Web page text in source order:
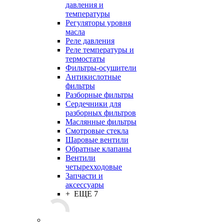
давления и
температуры
Регуляторы уровня
масла
Реле давления
Реле температуры и
термостаты
Фильтры-осушители
Антикислотные
фильтры
Разборные фильтры
Сердечники для
разборных фильтров
Маслянные фильтры
Смотровые стекла
Шаровые вентили
Обратные клапаны
Вентили
четырехходовые
Запчасти и
аксессуары
+ ЕЩЕ 7